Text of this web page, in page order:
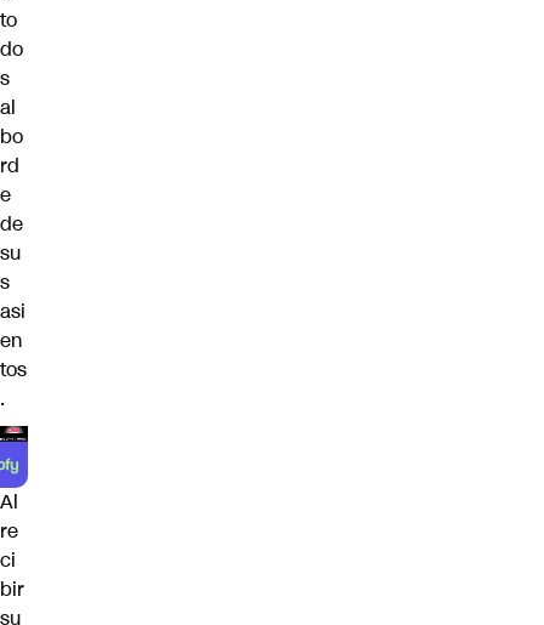
to
do
s
al
bo
rd
e
de
su
s
asi
en
tos
.
Al
re
ci
bir
su